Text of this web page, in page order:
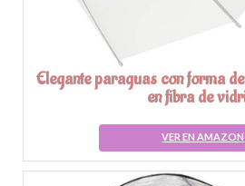
Elegante paraguas con forma
en fibra de
VER EN AMAZON